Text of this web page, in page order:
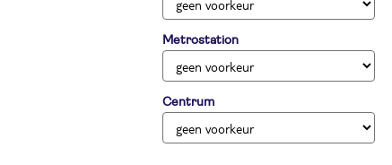
Metrostation
Centrum